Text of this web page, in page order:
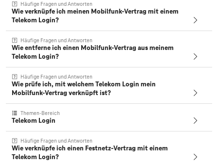
Häufige Fragen und Antworten
Wie verknüpfe ich meinen Mobilfunk-Vertrag mit einem
Telekom Login?
Häufige Fragen und Antworten
Wie entferne ich einen Mobilfunk-Vertrag aus meinem
Telekom Login?
Häufige Fragen und Antworten
Wie prüfe ich, mit welchem Telekom Login mein
Mobilfunk-Vertrag verknüpft ist?
Themen-Bereich
Telekom Login
Häufige Fragen und Antworten
Wie verknüpfe ich einen Festnetz-Vertrag mit einem
Telekom Login?